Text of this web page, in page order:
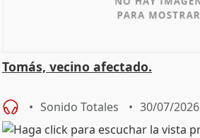
Tomás, vecino afectado.
Sonido Totales 30/07/2026